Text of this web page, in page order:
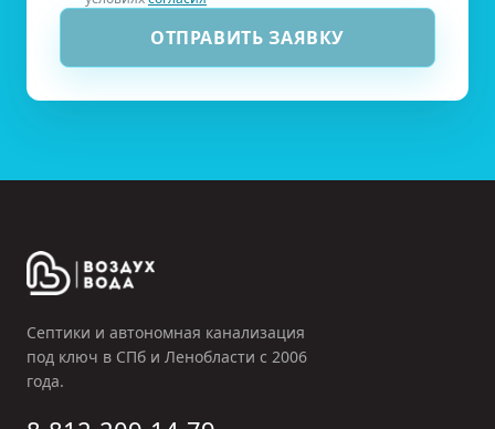
ОТПРАВИТЬ ЗАЯВКУ
Септики и автономная канализация
под ключ в СПб и Ленобласти с 2006
года.